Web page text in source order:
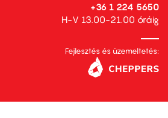
+36 1 224 5650
H-V 13.00-21.00 óráig
Fejlesztés és üzemeltetés: